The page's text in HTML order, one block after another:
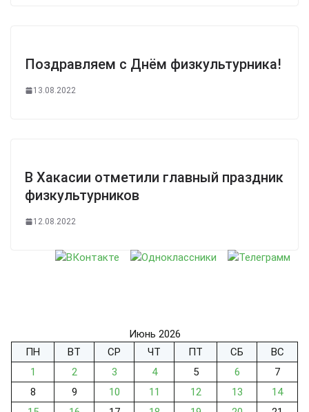
Поздравляем с Днём физкультурника!
13.08.2022
В Хакасии отметили главный праздник
физкультурников
12.08.2022
Июнь 2026
ПН
ВТ СР ЧТ ПТ СБ
ВС
1
2 3 4 5 6
7
8
9 10 11 12 13
14